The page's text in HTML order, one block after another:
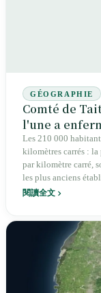
GÉOGRAPHIE
Comté de
l'une a
pendant
déchets
ans
Les 210 000
kilomètres carrés :
par kilomètre carré,
les plus anciens
il y a 5 300 ans, 1
Huoshaodao, à
pendant trente-six
commencé à
tard, 97 672 fûts s'y
bunun du village de
閱讀全文